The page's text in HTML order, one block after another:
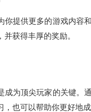
你提供更多的游戏内容
获得丰厚的奖励。
成为顶尖玩家的关键。
也可以帮助你更好地成